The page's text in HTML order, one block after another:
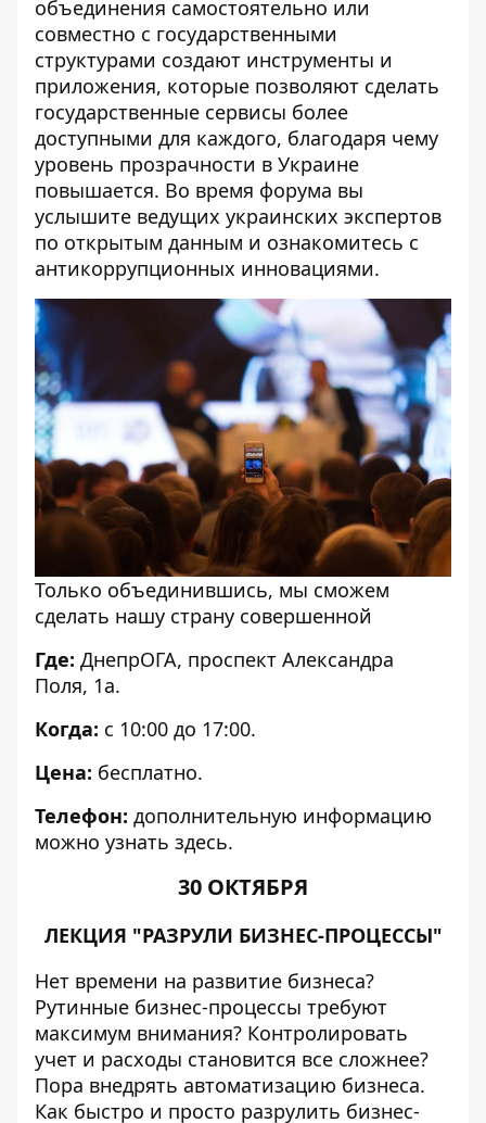
объединения самостоятельно или
совместно с государственными
структурами создают инструменты и
приложения, которые позволяют сделать
государственные сервисы более
доступными для каждого, благодаря чему
уровень прозрачности в Украине
повышается. Во время форума вы
услышите ведущих украинских экспертов
по открытым данным и ознакомитесь с
антикоррупционных инновациями.
Только объединившись, мы сможем
сделать нашу страну совершенной
Где: ДнепрОГА, проспект Александра
Поля, 1а.
Когда: с 10:00 до 17:00.
Цена: бесплатно.
Телефон: дополнительную информацию
можно узнать здесь.
30 ОКТЯБРЯ
ЛЕКЦИЯ "РАЗРУЛИ БИЗНЕС-ПРОЦЕССЫ"
Нет времени на развитие бизнеса?
Рутинные бизнес-процессы требуют
максимум внимания? Контролировать
учет и расходы становится все сложнее?
Пора внедрять автоматизацию бизнеса.
Как быстро и просто разрулить бизнес-